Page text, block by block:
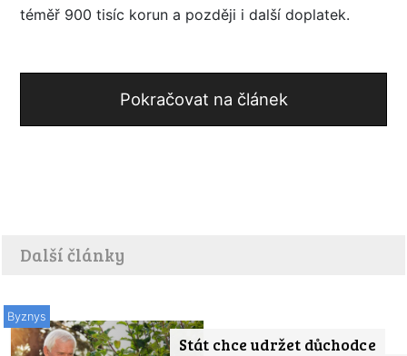
téměř 900 tisíc korun a později i další doplatek.
Pokračovat na článek
Další články
Stát chce udržet důchodce
Byznys